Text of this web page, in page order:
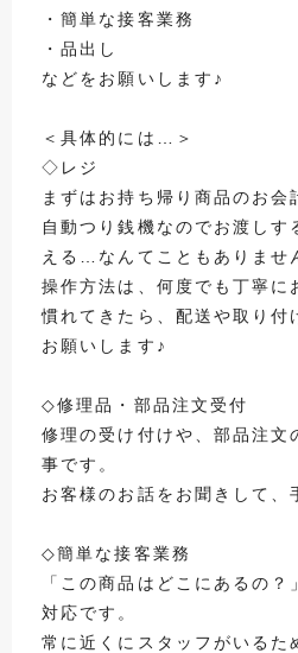
・簡単な接客業務
・品出し
などをお願いします♪
＜具体的には…＞
◇レジ
まずはお持ち帰り商品のお会
自動つり銭機なのでお渡しす
える…なんてこともありませ
操作方法は、何度でも丁寧に
慣れてきたら、配送や取り付
お願いします♪
◇修理品・部品注文受付
修理の受け付けや、部品注文
事です。
お客様のお話をお聞きして、
◇簡単な接客業務
「この商品はどこにあるの
対応です。
常に近くにスタッフがいるた